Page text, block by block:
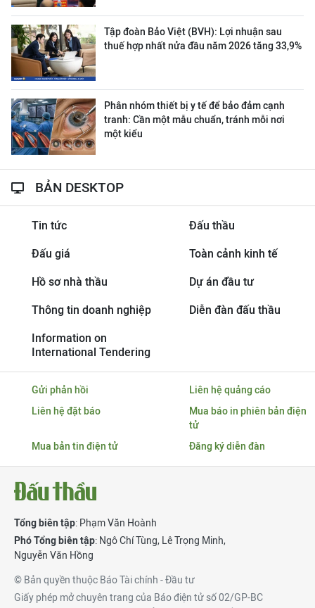
Tập đoàn Bảo Việt (BVH): Lợi nhuận sau
thuế hợp nhất nửa đầu năm 2026 tăng 33,9%
Phân nhóm thiết bị y tế để bảo đảm cạnh
tranh: Cần một mẫu chuẩn, tránh mỗi nơi
một kiểu
BẢN DESKTOP
Tin tức Đấu thầu
Đấu giá Toàn cảnh kinh tế
Hồ sơ nhà thầu Dự án đầu tư
Thông tin doanh nghiệp Diễn đàn đấu thầu
Information on
International Tendering
Gửi phản hồi
Liên hệ quảng cáo
Liên hệ đặt báo
Mua báo in phiên bản điện
tử
Mua bản tin điện tử
Đăng ký diễn đàn
Tổng biên tập: Phạm Văn Hoành
Phó Tổng biên tập: Ngô Chí Tùng, Lê Trọng Minh,
Nguyễn Văn Hồng
© Bản quyền thuộc Báo Tài chính - Đầu tư
Giấy phép mở chuyên trang của Báo điện tử số 02/GP-BC